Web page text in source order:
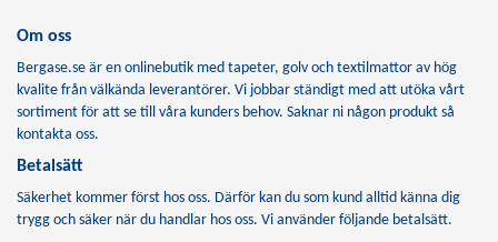
Om oss
Bergase.se är en onlinebutik med tapeter, golv och textilmattor av hög
kvalite från välkända leverantörer. Vi jobbar ständigt med att utöka vårt
sortiment för att se till våra kunders behov. Saknar ni någon produkt så
kontakta oss.
Betalsätt
Säkerhet kommer först hos oss. Därför kan du som kund alltid känna dig
trygg och säker när du handlar hos oss. Vi använder följande betalsätt.